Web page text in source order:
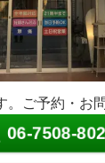
。ご予約・お
06-7508-